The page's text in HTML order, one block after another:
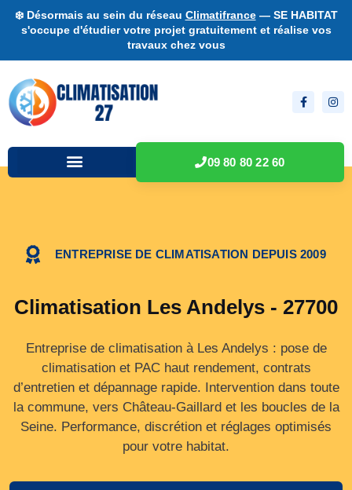
❄️ Désormais au sein du réseau Climatifrance— SE HABITAT
s'occupe d'étudier votre projet gratuitement et réalise vos
travaux chez vous
09 80 80 22 60
ENTREPRISE DE CLIMATISATION DEPUIS 2009
Climatisation Les Andelys - 27700
Entreprise de climatisation à Les Andelys : pose de
climatisation et PAC haut rendement, contrats
d’entretien et dépannage rapide. Intervention dans toute
la commune, vers Château‑Gaillard et les boucles de la
Seine. Performance, discrétion et réglages optimisés
pour votre habitat.